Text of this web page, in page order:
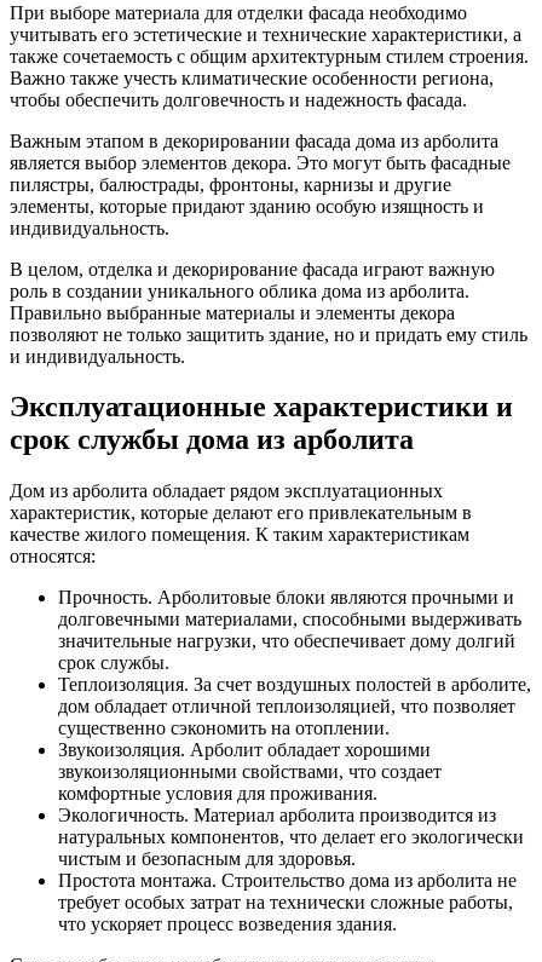
При выборе материала для отделки фасада необходимо
учитывать его эстетические и технические характеристики, а
также сочетаемость с общим архитектурным стилем строения.
Важно также учесть климатические особенности региона,
чтобы обеспечить долговечность и надежность фасада.
Важным этапом в декорировании фасада дома из арболита
является выбор элементов декора. Это могут быть фасадные
пилястры, балюстрады, фронтоны, карнизы и другие
элементы, которые придают зданию особую изящность и
индивидуальность.
В целом, отделка и декорирование фасада играют важную
роль в создании уникального облика дома из арболита.
Правильно выбранные материалы и элементы декора
позволяют не только защитить здание, но и придать ему стиль
и индивидуальность.
Эксплуатационные характеристики и
срок службы дома из арболита
Дом из арболита обладает рядом эксплуатационных
характеристик, которые делают его привлекательным в
качестве жилого помещения. К таким характеристикам
относятся:
Прочность. Арболитовые блоки являются прочными и
долговечными материалами, способными выдерживать
значительные нагрузки, что обеспечивает дому долгий
срок службы.
Теплоизоляция. За счет воздушных полостей в арболите,
дом обладает отличной теплоизоляцией, что позволяет
существенно сэкономить на отоплении.
Звукоизоляция. Арболит обладает хорошими
звукоизоляционными свойствами, что создает
комфортные условия для проживания.
Экологичность. Материал арболита производится из
натуральных компонентов, что делает его экологически
чистым и безопасным для здоровья.
Простота монтажа. Строительство дома из арболита не
требует особых затрат на технически сложные работы,
что ускоряет процесс возведения здания.